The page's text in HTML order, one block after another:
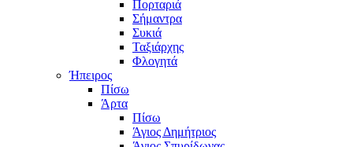
Πορταριά
Σήμαντρα
Συκιά
Ταξιάρχης
Φλογητά
Ήπειρος
Πίσω
Άρτα
Πίσω
Άγιος Δημήτριος